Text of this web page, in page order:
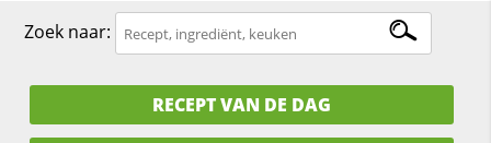
Zoek naar:
RECEPT VAN DE DAG